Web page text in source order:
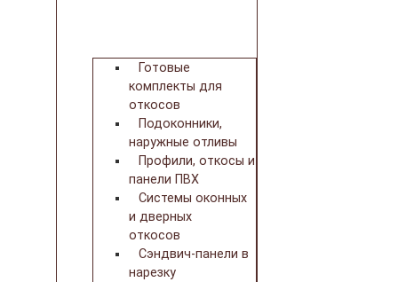
Готовые
комплекты для
откосов
Подоконники,
наружные отливы
Профили, откосы и
панели ПВХ
Системы оконных
и дверных
откосов
Сэндвич-панели в
нарезку